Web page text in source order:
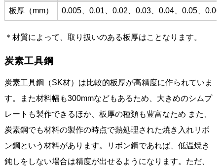
板厚（mm） 0.005、0.01、0.02、0.03、0.04、0.05、
＊材質によって、取り扱いのある板厚はことなります。
炭素工具鋼
炭素工具鋼（SK材）は比較的板厚が高精度に作られていま
す。また材料幅も300mmなどもあるため、大きめのシムプ
レートも製作できるほか、板厚の種類も豊富なため また、
炭素鋼でも材料の製作の時点で熱処理された焼き入れリボ
ン鋼という材料があります。リボン鋼であれば、低温焼き
鈍しをしない場合は精度が出せるようになります。ただ、